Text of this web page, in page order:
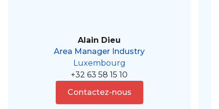
Alain Dieu
Area Manager Industry
Luxembourg
+32 63 58 15 10
Contactez-nous